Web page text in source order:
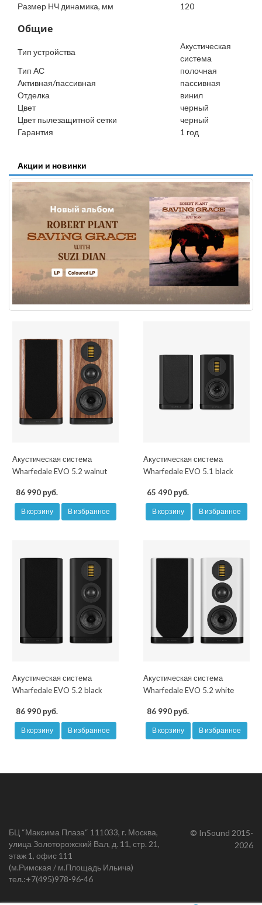
Размер НЧ динамика, мм
120
Общие
Тип устройства
Акустическая
система
Тип АС
полочная
Активная/пассивная
пассивная
Отделка
винил
Цвет
черный
Цвет пылезащитной сетки
черный
Гарантия
1 год
Акции и новинки
Акустическая система
Wharfedale EVO 5.2 walnut
86 990 руб.
В корзину В избранное
Акустическая система
Wharfedale EVO 5.1 black
65 490 руб.
В корзину В избранное
Акустическая система
Wharfedale EVO 5.2 black
86 990 руб.
В корзину В избранное
Акустическая система
Wharfedale EVO 5.2 white
86 990 руб.
В корзину В избранное
БЦ “Максима Плаза“ 111033, г. Москва,
улица Золоторожский Вал, д. 11, стр. 21,
этаж 1, офис 111
(м.Римская / м.Площадь Ильича)
тел.:+7(495)978-96-46
© InSound 2015-
2026